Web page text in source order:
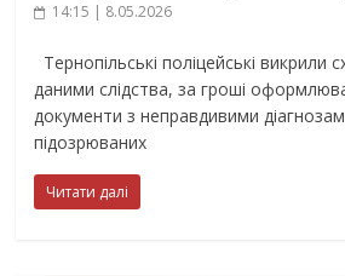
14:15 | 8.05.2026
Тернопільські поліцейські викрили
даними слідства, за гроші
документи з неправдивими
підозрюваних
Читати далі